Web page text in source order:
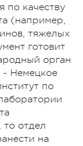
по качеству
(например,
тяжелых
готовит
орган
- Немецкое
по
отдел
на